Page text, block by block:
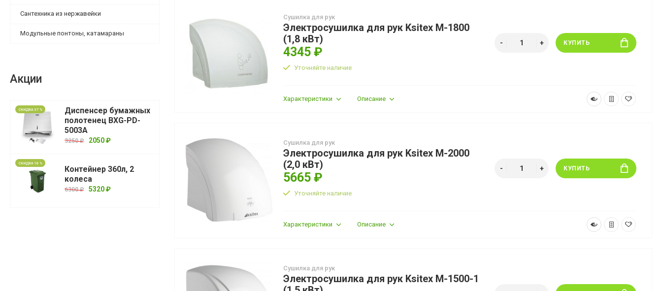
Сантехника из нержавейки
Модульные понтоны, катамараны
Акции
СКИДКА 37 %
Диспенсер бумажных
полотенец BXG-PD-
5003A
3250 ₽ 2050 ₽
СКИДКА 16 %
Контейнер 360л, 2
колеса
6300 ₽ 5320 ₽
Сушилка для рук
Электросушилка для рук Ksitex M-1800
(1,8 кВт)
4345 ₽
Уточняйте наличие
КУПИТЬ
Характеристики Описание
Сушилка для рук
Электросушилка для рук Ksitex M-2000
(2,0 кВт)
5665 ₽
Уточняйте наличие
КУПИТЬ
Характеристики Описание
Сушилка для рук
Электросушилка для рук Ksitex M-1500-1